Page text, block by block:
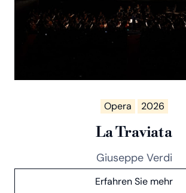
Opera 2026
La Traviata
Giuseppe Verdi
Erfahren Sie mehr